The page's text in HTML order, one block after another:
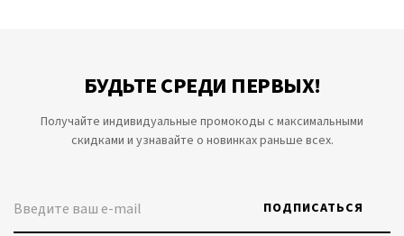
БУДЬТЕ СРЕДИ ПЕРВЫХ!
Получайте индивидуальные промокоды с максимальными
скидками и узнавайте о новинках раньше всех.
ПОДПИСАТЬСЯ